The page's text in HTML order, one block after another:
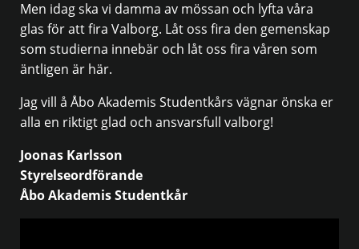
Men idag ska vi damma av mössan och lyfta våra
glas för att fira Valborg. Låt oss fira den gemenskap
som studierna innebär och låt oss fira våren som
äntligen är här.
Jag vill å Åbo Akademis Studentkårs vägnar önska er
alla en riktigt glad och ansvarsfull valborg!
Joonas Karlsson
Styrelseordförande
Åbo Akademis Studentkår